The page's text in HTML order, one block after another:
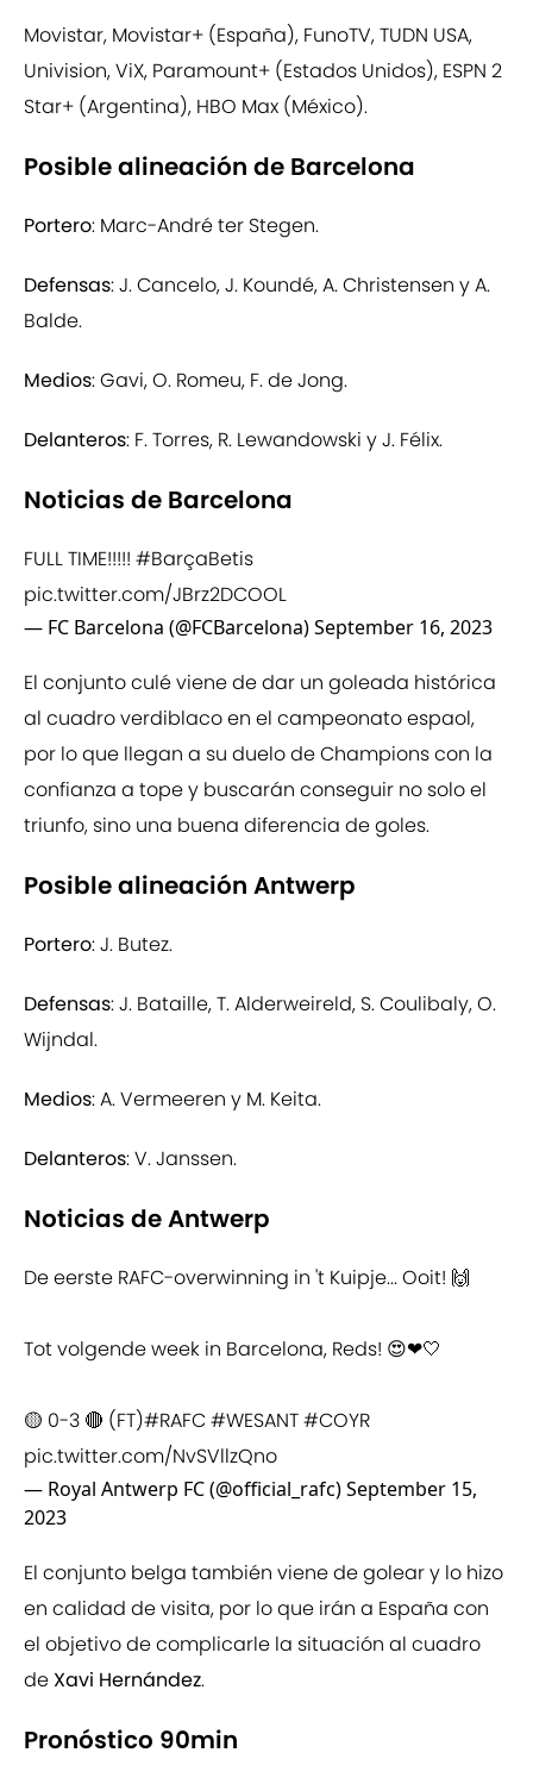
Movistar, Movistar+ (España), FunoTV, TUDN USA,
Univision, ViX, Paramount+ (Estados Unidos), ESPN 2
Star+ (Argentina), HBO Max (México).
Posible alineación de Barcelona
Portero: Marc-André ter Stegen.
Defensas: J. Cancelo, J. Koundé, A. Christensen y A.
Balde.
Medios: Gavi, O. Romeu, F. de Jong.
Delanteros: F. Torres, R. Lewandowski y J. Félix.
Noticias de Barcelona
FULL TIME!!!!! #BarçaBetis
pic.twitter.com/JBrz2DCOOL
— FC Barcelona (@FCBarcelona)September 16, 2023
El conjunto culé viene de dar un goleada histórica
al cuadro verdiblaco en el campeonato espaol,
por lo que llegan a su duelo de Champions con la
confianza a tope y buscarán conseguir no solo el
triunfo, sino una buena diferencia de goles.
Posible alineación Antwerp
Portero: J. Butez.
Defensas: J. Bataille, T. Alderweireld, S. Coulibaly, O.
Wijndal.
Medios: A. Vermeeren y M. Keita.
Delanteros: V. Janssen.
Noticias de Antwerp
De eerste RAFC-overwinning in 't Kuipje... Ooit! 🙌
Tot volgende week in Barcelona, Reds! 😍❤🤍
🟡 0-3 🔴 (FT)#RAFC#WESANT#COYR
pic.twitter.com/NvSVllzQno
— Royal Antwerp FC (@official_rafc)September 15,
2023
El conjunto belga también viene de golear y lo hizo
en calidad de visita, por lo que irán a España con
el objetivo de complicarle la situación al cuadro
de Xavi Hernández.
Pronóstico 90min